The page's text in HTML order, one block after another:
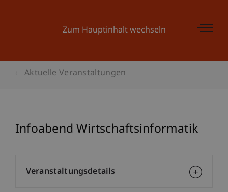
Zum Hauptinhalt wechseln
Aktuelle Veranstaltungen
Infoabend Wirtschaftsinformatik
Veranstaltungsdetails